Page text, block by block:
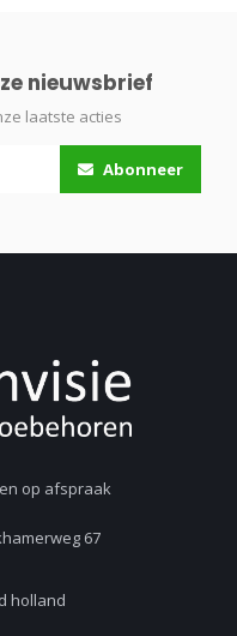
nieuwsbrief
laatste acties
Abonneer
op afspraak
67
holland